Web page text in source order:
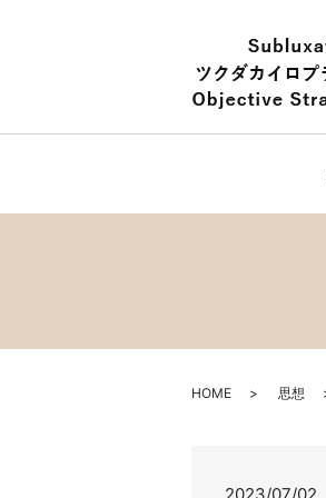
HOME 思想